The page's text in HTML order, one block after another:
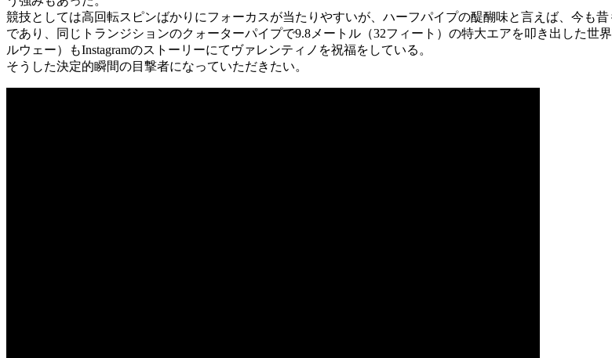
競技としては高回転スピンばかりにフォーカスが当たりやすいが、ハーフパイプの醍醐味と言えば、今も
であり、同じトランジションのクォーターパイプで9.8メートル（32フィート）の特大エアを叩き出した
ルウェー）もInstagramのストーリーにてヴァレンティノを祝福をしている。
そうした決定的瞬間の目撃者になっていただきたい。